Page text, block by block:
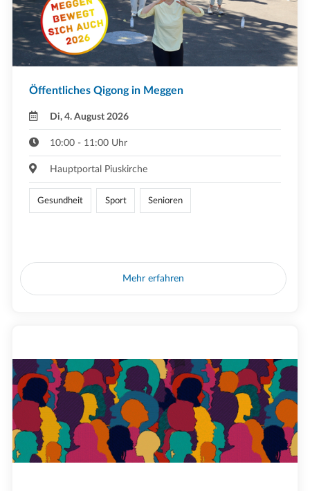
Öffentliches Qigong in Meggen
Di, 4. August 2026
10:00 - 11:00 Uhr
Hauptportal Piuskirche
Gesundheit Sport Senioren
Mehr erfahren